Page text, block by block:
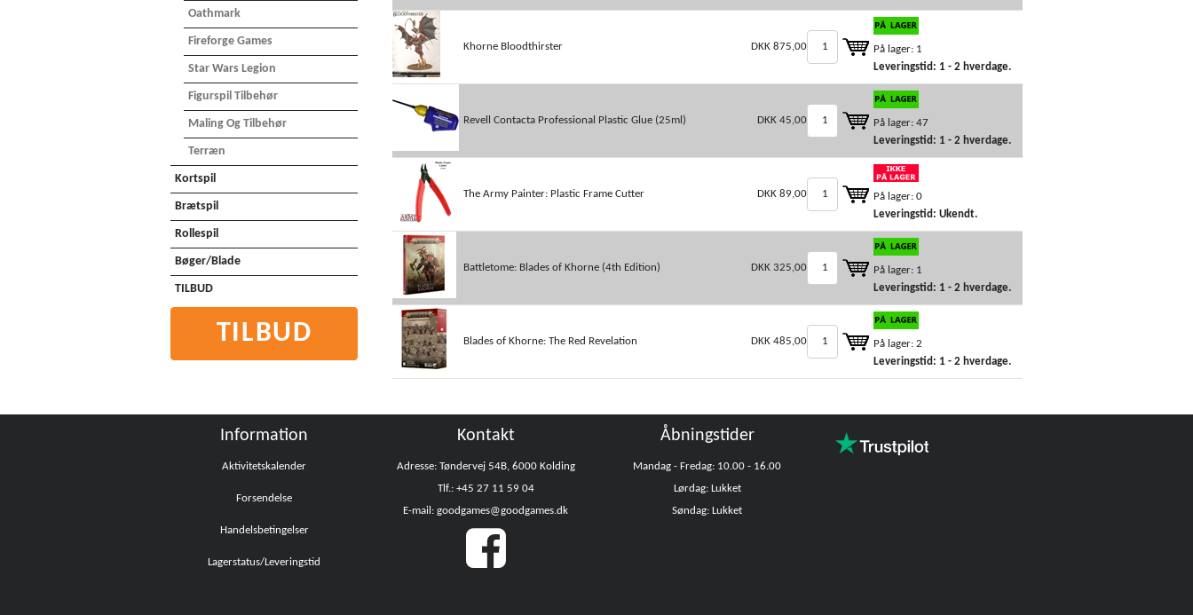
Oathmark
Fireforge Games
Star Wars Legion
Figurspil Tilbehør
Maling Og Tilbehør
Terræn
Kortspil
Brætspil
Rollespil
Bøger/Blade
TILBUD
TILBUD
Khorne Bloodthirster DKK 875,00
På lager: 1
Leveringstid: 1 - 2 hverdage.
Revell Contacta Professional Plastic Glue (25ml) DKK 45,00
På lager: 47
Leveringstid: 1 - 2 hverdage.
The Army Painter: Plastic Frame Cutter DKK 89,00
På lager: 0
Leveringstid: Ukendt.
Battletome: Blades of Khorne (4th Edition) DKK 325,00
På lager: 1
Leveringstid: 1 - 2 hverdage.
Blades of Khorne: The Red Revelation DKK 485,00
På lager: 2
Leveringstid: 1 - 2 hverdage.
Information
Aktivitetskalender
Forsendelse
Handelsbetingelser
Lagerstatus/Leveringstid
Kontakt
Adresse: Tøndervej 54B, 6000 Kolding
Tlf.: +45 27 11 59 04
E-mail: goodgames@goodgames.dk
Åbningstider
Mandag - Fredag: 10.00 - 16.00
Lørdag: Lukket
Søndag: Lukket